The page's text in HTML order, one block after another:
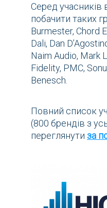
Серед
побачити таких
Burmester, Chord
Dali, Dan
Naim Audio, Mark
Fidelity, PMC,
Benesch.
Повний список
(800 брендів з
переглянути за